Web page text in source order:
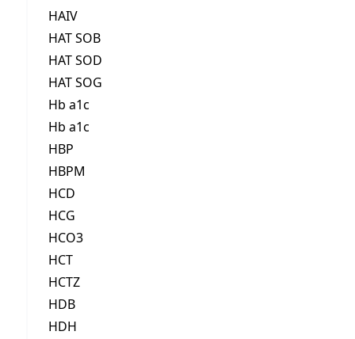
HAIV
HAT SOB
HAT SOD
HAT SOG
Hb a1c
Hb a1c
HBP
HBPM
HCD
HCG
HCO3
HCT
HCTZ
HDB
HDH